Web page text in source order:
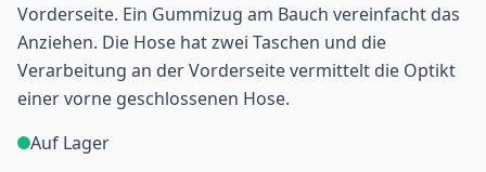
Vorderseite. Ein Gummizug am Bauch vereinfacht das
Anziehen. Die Hose hat zwei Taschen und die
Verarbeitung an der Vorderseite vermittelt die Optikt
einer vorne geschlossenen Hose.
Auf Lager